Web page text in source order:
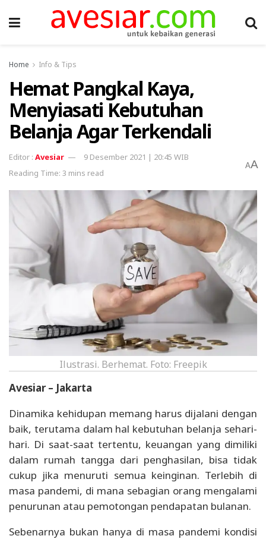
Home Info & Tips
Hemat Pangkal Kaya,
Menyiasati Kebutuhan
Belanja Agar Terkendali
Avesiar
9 Desember 2021 | 20:45 WIB
Reading Time: 3 mins read
AA
Ilustrasi. Berhemat. Foto: Freepik
Avesiar – Jakarta
Dinamika kehidupan memang harus dijalani dengan
baik, terutama dalam hal kebutuhan belanja sehari-
hari. Di saat-saat tertentu, keuangan yang dimiliki
dalam rumah tangga dari penghasilan, bisa tidak
cukup jika menuruti semua keinginan. Terlebih di
masa pandemi, di mana sebagian orang mengalami
penurunan atau pemotongan pendapatan bulanan.
Sebenarnya bukan hanya di masa pandemi kondisi